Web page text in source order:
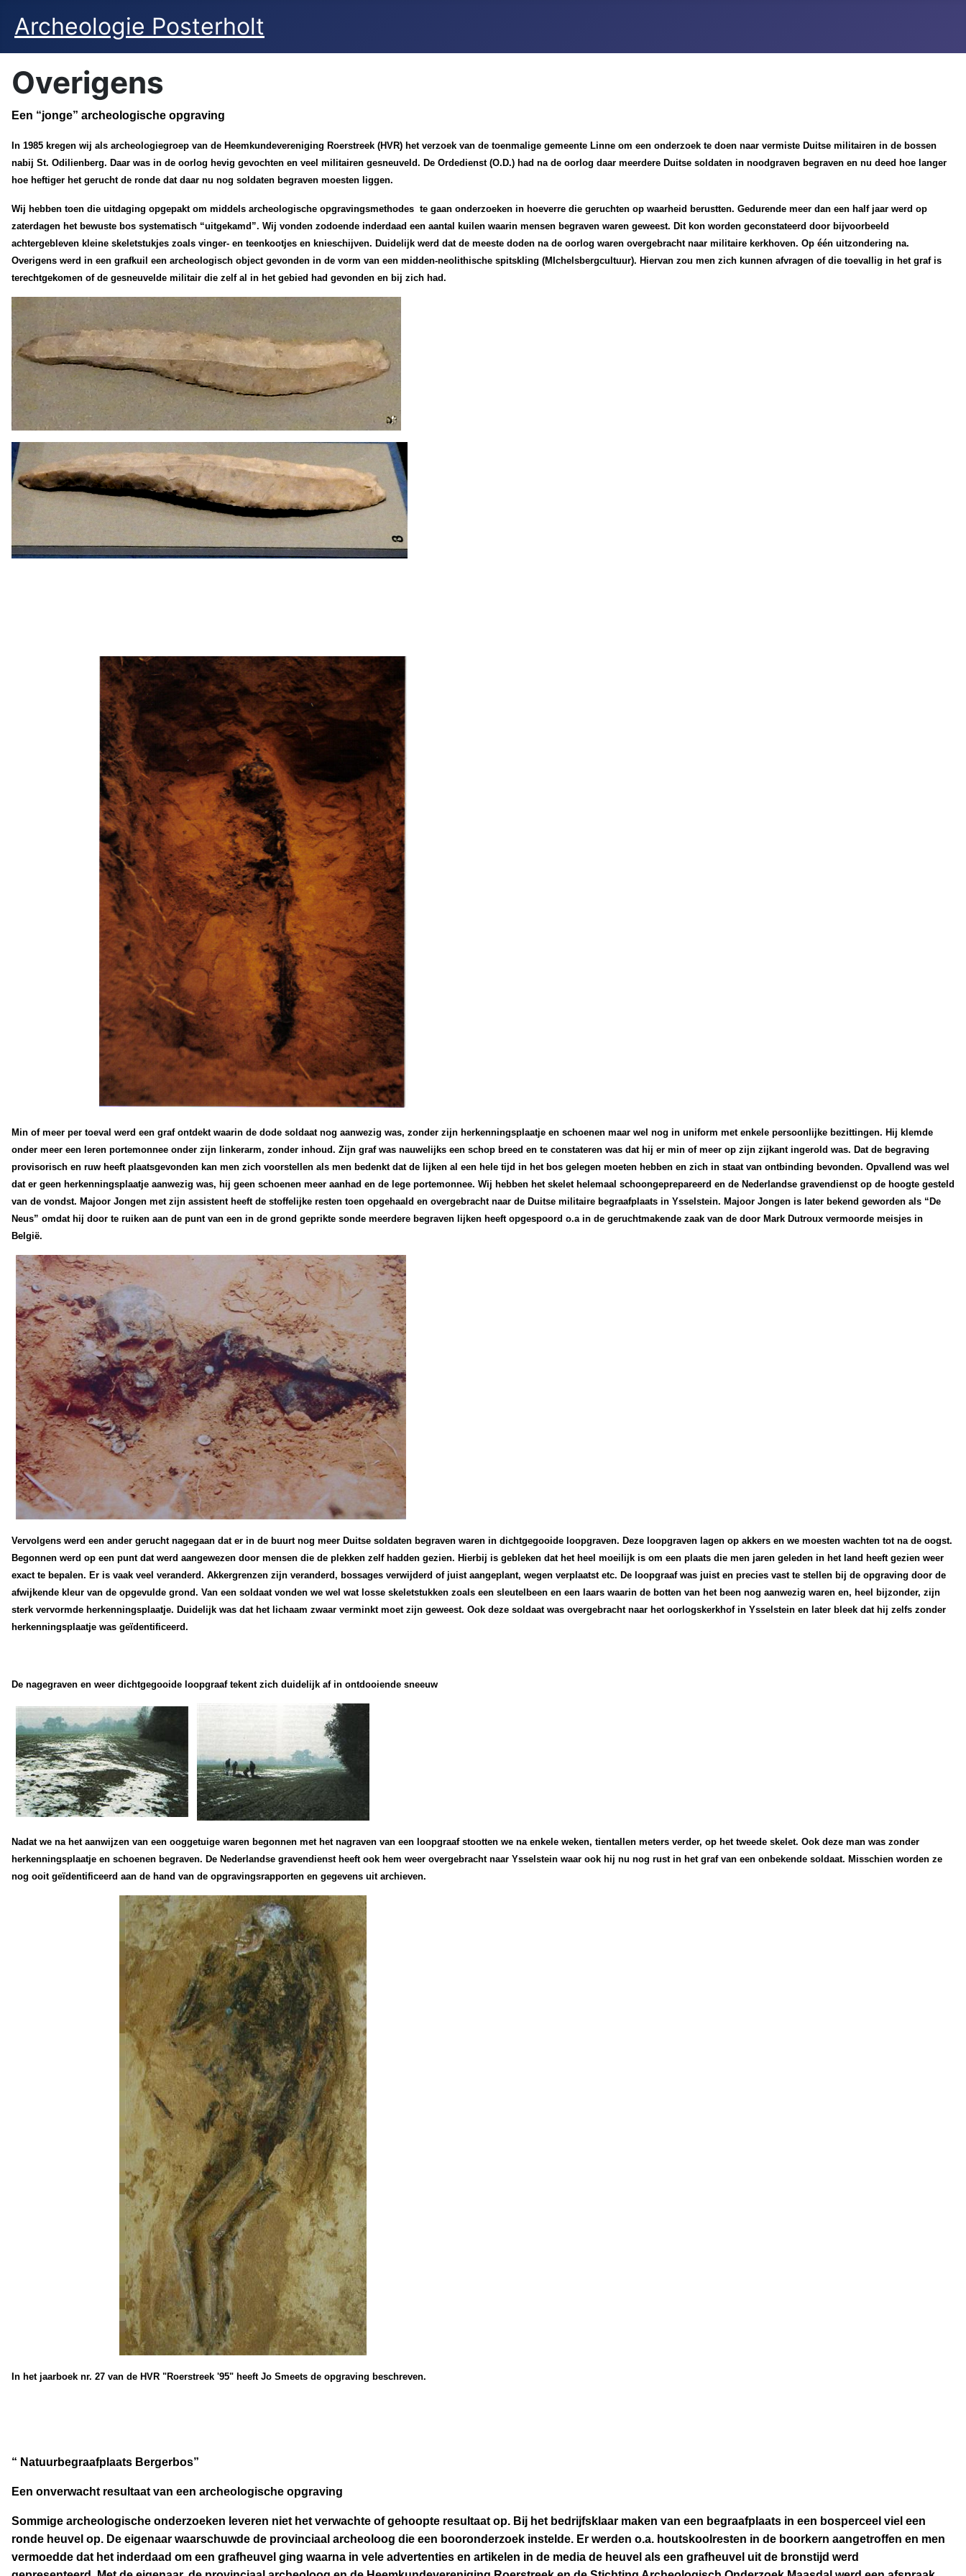
Archeologie Posterholt
Overigens
Een “jonge” archeologische opgraving
In 1985 kregen wij als archeologiegroep van de Heemkundevereniging Roerstreek (HVR) het verzoek van de toenmalige gemeente Linne om een onderzoek te doen naar vermiste Duitse militairen in de bossen
nabij St. Odilienberg. Daar was in de oorlog hevig gevochten en veel militairen gesneuveld. De Ordedienst (O.D.) had na de oorlog daar meerdere Duitse soldaten in noodgraven begraven en nu deed hoe langer
hoe heftiger het gerucht de ronde dat daar nu nog soldaten begraven moesten liggen.
Wij hebben toen die uitdaging opgepakt om middels archeologische opgravingsmethodes te gaan onderzoeken in hoeverre die geruchten op waarheid berustten. Gedurende meer dan een half jaar werd op
zaterdagen het bewuste bos systematisch “uitgekamd”. Wij vonden zodoende inderdaad een aantal kuilen waarin mensen begraven waren geweest. Dit kon worden geconstateerd door bijvoorbeeld
achtergebleven kleine skeletstukjes zoals vinger- en teenkootjes en knieschijven. Duidelijk werd dat de meeste doden na de oorlog waren overgebracht naar militaire kerkhoven. Op één uitzondering na.
Overigens werd in een grafkuil een archeologisch object gevonden in de vorm van een midden-neolithische spitskling (MIchelsbergcultuur). Hiervan zou men zich kunnen afvragen of die toevallig in het graf is
terechtgekomen of de gesneuvelde militair die zelf al in het gebied had gevonden en bij zich had.
Min of meer per toeval werd een graf ontdekt waarin de dode soldaat nog aanwezig was, zonder zijn herkenningsplaatje en schoenen maar wel nog in uniform met enkele persoonlijke bezittingen. Hij klemde
onder meer een leren portemonnee onder zijn linkerarm, zonder inhoud. Zijn graf was nauwelijks een schop breed en te constateren was dat hij er min of meer op zijn zijkant ingerold was. Dat de begraving
provisorisch en ruw heeft plaatsgevonden kan men zich voorstellen als men bedenkt dat de lijken al een hele tijd in het bos gelegen moeten hebben en zich in staat van ontbinding bevonden. Opvallend was wel
dat er geen herkenningsplaatje aanwezig was, hij geen schoenen meer aanhad en de lege portemonnee. Wij hebben het skelet helemaal schoongeprepareerd en de Nederlandse gravendienst op de hoogte gesteld
van de vondst. Majoor Jongen met zijn assistent heeft de stoffelijke resten toen opgehaald en overgebracht naar de Duitse militaire begraafplaats in Ysselstein. Majoor Jongen is later bekend geworden als “De
Neus” omdat hij door te ruiken aan de punt van een in de grond geprikte sonde meerdere begraven lijken heeft opgespoord o.a in de geruchtmakende zaak van de door Mark Dutroux vermoorde meisjes in
België.
Vervolgens werd een ander gerucht nagegaan dat er in de buurt nog meer Duitse soldaten begraven waren in dichtgegooide loopgraven. Deze loopgraven lagen op akkers en we moesten wachten tot na de oogst.
Begonnen werd op een punt dat werd aangewezen door mensen die de plekken zelf hadden gezien. Hierbij is gebleken dat het heel moeilijk is om een plaats die men jaren geleden in het land heeft gezien weer
exact te bepalen. Er is vaak veel veranderd. Akkergrenzen zijn veranderd, bossages verwijderd of juist aangeplant, wegen verplaatst etc. De loopgraaf was juist en precies vast te stellen bij de opgraving door de
afwijkende kleur van de opgevulde grond. Van een soldaat vonden we wel wat losse skeletstukken zoals een sleutelbeen en een laars waarin de botten van het been nog aanwezig waren en, heel bijzonder, zijn
sterk vervormde herkenningsplaatje. Duidelijk was dat het lichaam zwaar verminkt moet zijn geweest. Ook deze soldaat was overgebracht naar het oorlogskerkhof in Ysselstein en later bleek dat hij zelfs zonder
herkenningsplaatje was geïdentificeerd.
De nagegraven en weer dichtgegooide loopgraaf tekent zich duidelijk af in ontdooiende sneeuw
Nadat we na het aanwijzen van een ooggetuige waren begonnen met het nagraven van een loopgraaf stootten we na enkele weken, tientallen meters verder, op het tweede skelet. Ook deze man was zonder
herkenningsplaatje en schoenen begraven. De Nederlandse gravendienst heeft ook hem weer overgebracht naar Ysselstein waar ook hij nu nog rust in het graf van een onbekende soldaat. Misschien worden ze
nog ooit geïdentificeerd aan de hand van de opgravingsrapporten en gegevens uit archieven.
In het jaarboek nr. 27 van de HVR "Roerstreek '95" heeft Jo Smeets de opgraving beschreven.
“ Natuurbegraafplaats Bergerbos”
Een onverwacht resultaat van een archeologische opgraving
Sommige archeologische onderzoeken leveren niet het verwachte of gehoopte resultaat op. Bij het bedrijfsklaar maken van een begraafplaats in een bosperceel viel een
ronde heuvel op. De eigenaar waarschuwde de provinciaal archeoloog die een booronderzoek instelde. Er werden o.a. houtskoolresten in de boorkern aangetroffen en men
vermoedde dat het inderdaad om een grafheuvel ging waarna in vele advertenties en artikelen in de media de heuvel als een grafheuvel uit de bronstijd werd